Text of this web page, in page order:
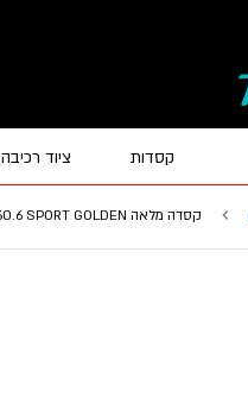
קסדות ציוד רכיבה
קסדה מלאה N60.6 SPORT GOLDEN מבית NOLAN